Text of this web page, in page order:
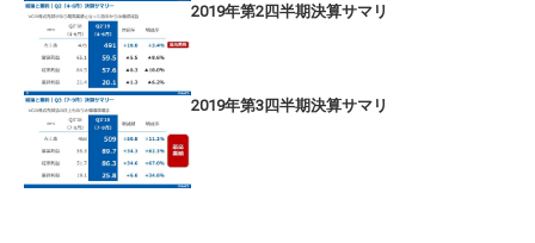
2019年第2四半期決算サマリ
2019年第3四半期決算サマリ